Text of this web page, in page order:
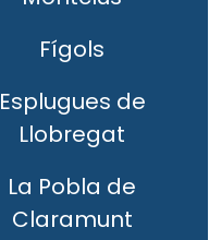
Fígols
Esplugues de
Llobregat
La Pobla de
Claramunt